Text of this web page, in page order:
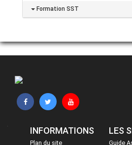
Formation SST
INFORMATIONS
Plan du site
LES
Guide